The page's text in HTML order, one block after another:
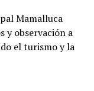
Mamalluca
y observación a
el turismo y la